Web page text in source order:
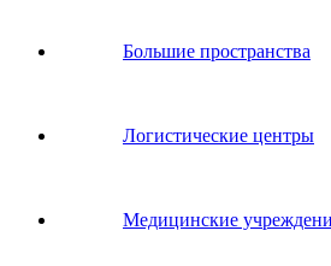
Большие пространства
Логистические центры
Медицинские